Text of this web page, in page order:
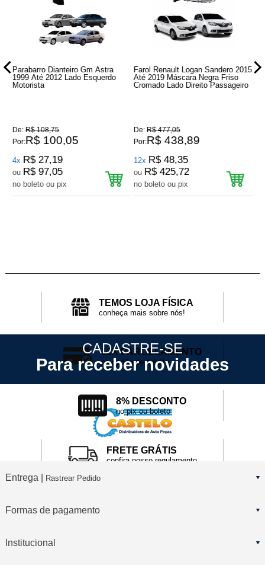
Parabarro Dianteiro Gm Astra
1999 Até 2012 Lado Esquerdo
Motorista
De:R$ 108,75
Por:R$ 100,05
4x R$ 27,19
ou R$ 97,05
no boleto ou pix
Farol Renault Logan Sandero 2015
Até 2019 Máscara Negra Friso
Cromado Lado Direito Passageiro
De:R$ 477,05
Por:R$ 438,89
12x R$ 48,35
ou R$ 425,72
no boleto ou pix
TEMOS LOJA FÍSICA
conheça mais sobre nós!
12X PARCELAMENTO
no cartão de crédito
8% DESCONTO
no pix ou boleto
FRETE GRÁTIS
confira nosso regulamento
CADASTRE-SE
Para receber novidades
Entrega | Rastrear Pedido
Formas de pagamento
Institucional